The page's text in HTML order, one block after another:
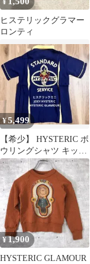
¥
ヒステリックグラマー
ロンティ
¥5,499
【希少】 HYSTERIC ボ
ウリングシャツ キッズ
140 ヒステリックミニ
¥1,900
HYSTERIC GLAMOUR